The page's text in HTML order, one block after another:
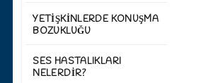
YETIŞKINLERDE KONUŞMA
BOZUKLUĞU
SES HASTALIKLARI
NELERDIR?